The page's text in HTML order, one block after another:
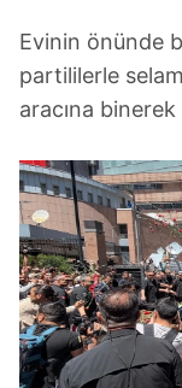
Evinin önünde
partililerle
aracına